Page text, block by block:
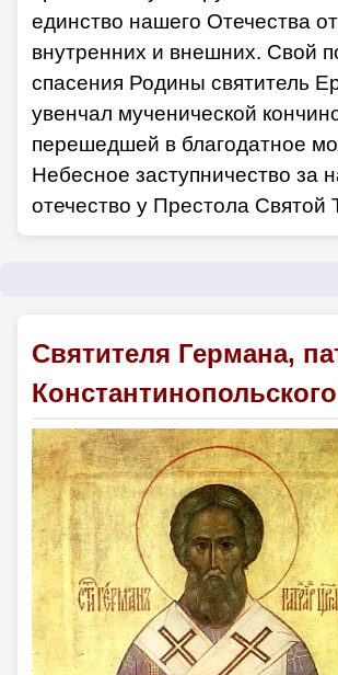
единство нашего Отечества
внутренних и внешних. Свой
спасения Родины святитель
увенчал мученической
перешедшей в благодатное
Небесное заступничество за
отечество у Престола Святой
Святителя Германа,